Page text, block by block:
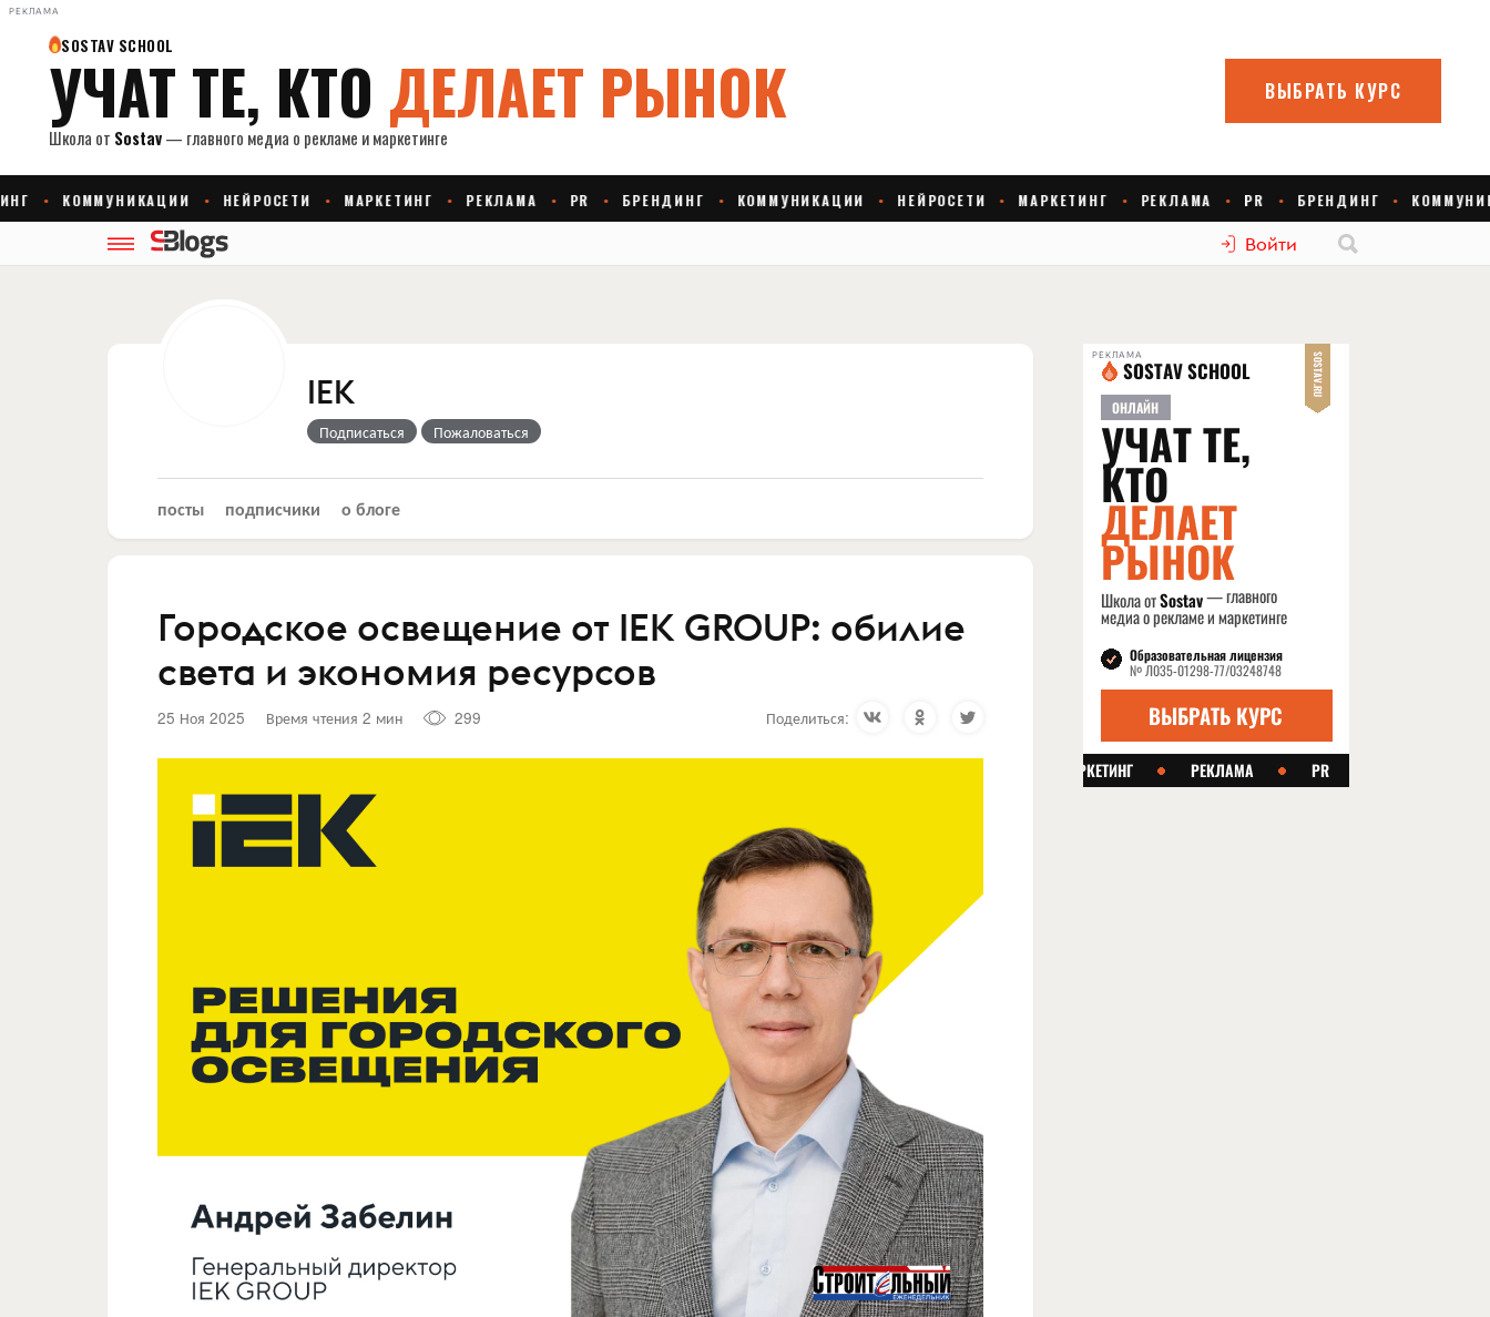
РЕКЛАМА
Войти
IEK
Подписаться Пожаловаться
посты подписчики о блоге
Городское освещение от IEK GROUP: обилие
света и экономия ресурсов
25 Ноя 2025 Время чтения 2 мин 299 Поделиться:
РЕКЛАМА